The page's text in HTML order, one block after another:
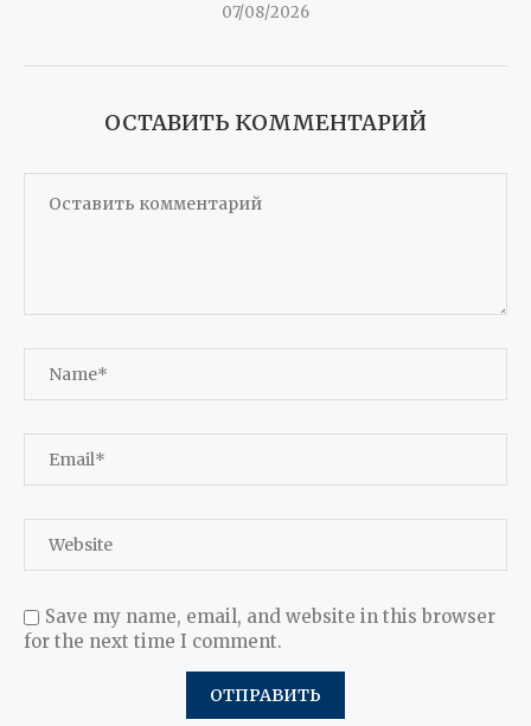
07/08/2026
ОСТАВИТЬ КОММЕНТАРИЙ
Save my name, email, and website in this browser
for the next time I comment.